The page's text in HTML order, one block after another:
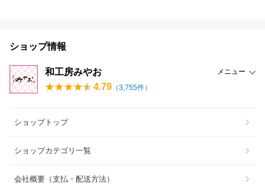
ショップ情報
和工房みやお メニュー
4.79 （3,755件）
ショップトップ
ショップカテゴリ一覧
会社概要（支払・配送方法）